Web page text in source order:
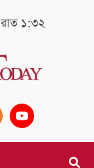
রাত ১:৩২